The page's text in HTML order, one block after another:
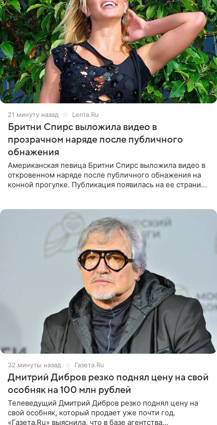
21 минуту назад Lenta.Ru
Бритни Спирс выложила видео в
прозрачном наряде после публичного
обнажения
Американская певица Бритни Спирс выложила видео в
откровенном наряде после публичного обнажения на
конной прогулке. Публикация появилась на ее странице
32 минуты назад Газета.Ru
Дмитрий Дибров резко поднял цену на свой
особняк на 100 млн рублей
Телеведущий Дмитрий Дибров резко поднял цену на
свой особняк, который продает уже почти год.
«Газета.Ru» выяснила, что в базе агентства